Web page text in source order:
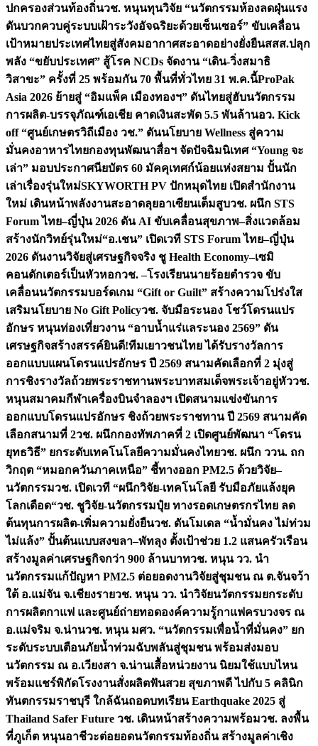
ปกครองส่วนท้องถิ่นวช. หนุนทุนวิจัย “นวัตกรรมห้องลดฝุ่นแรง
ดันบวกควบคู่ระบบเฝ้าระวังอัจฉริยะด้วยเซ็นเซอร์” ขับเคลื่อน
เป้าหมายประเทศไทยสู่สังคมอากาศสะอาดอย่างยั่งยืนสสส.ปลุก
พลัง “ขยับประเทศ” สู้โรค NCDs จัดงาน “เดิน-วิ่งสมาธิ
วิสาขะ” ครั้งที่ 25 พร้อมกัน 70 พื้นที่ทั่วไทย 31 พ.ค.นี้ProPak
Asia 2026 ย้ายสู่ “อิมแพ็ค เมืองทองฯ” ดันไทยสู่ฮับนวัตกรรม
การผลิต-บรรจุภัณฑ์เอเชีย คาดเงินสะพัด 5.5 พันล้านอว. Kick
off “ศูนย์เกษตรวิถีเมือง วช.” ดันนโยบาย Wellness สู่ความ
มั่นคงอาหารไทยกองทุนพัฒนาสื่อฯ จัดปัจฉิมนิเทศ “Young จะ
เล่า” มอบประกาศนียบัตร 60 มัคคุเทศก์น้อยแห่งสยาม ปั้นนัก
เล่าเรื่องรุ่นใหม่SKYWORTH PV ปักหมุดไทย เปิดสำนักงาน
ใหม่ เดินหน้าพลังงานสะอาดลุยอาเซียนเต็มสูบวช. ผนึก STS
Forum ไทย–ญี่ปุ่น 2026 ดัน AI ขับเคลื่อนสุขภาพ–สิ่งแวดล้อม
สร้างนักวิทย์รุ่นใหม่“อ.เชน” เปิดเวที STS Forum ไทย–ญี่ปุ่น
2026 ดันงานวิจัยสู่เศรษฐกิจจริง ชู Health Economy–เซมิ
คอนดักเตอร์เป็นหัวหอกวช. –โรงเรียนนายร้อยตำรวจ ขับ
เคลื่อนนวัตกรรมบอร์ดเกม “Gift or Guilt” สร้างความโปร่งใส
เสริมนโยบาย No Gift Policyวช. จับมือระนอง โชว์โดรนแปร
อักษร หนุนท่องเที่ยวงาน “อาบน้ำแร่แลระนอง 2569” ดัน
เศรษฐกิจสร้างสรรค์ยินดี!ทีมเยาวชนไทย ได้รับรางวัลการ
ออกแบบแผนโดรนแปรอักษร ปี 2569 สนามคัดเลือกที่ 2 มุ่งสู่
การชิงรางวัลถ้วยพระราชทานพระบาทสมเด็จพระเจ้าอยู่หัววช.
หนุนสมาคมกีฬาเครื่องบินจำลองฯ เปิดสนามแข่งขันการ
ออกแบบโดรนแปรอักษร ชิงถ้วยพระราชทาน ปี 2569 สนามคัด
เลือกสนามที่ 2วช. ผนึกกองทัพภาคที่ 2 เปิดศูนย์พัฒนา “โดรน
ยุทธวิธี” ยกระดับเทคโนโลยีความมั่นคงไทยวช. ผนึก ววน. ถก
วิกฤต “หมอกควันภาคเหนือ” ชี้ทางออก PM2.5 ด้วยวิจัย–
นวัตกรรมวช. เปิดเวที “ผนึกวิจัย-เทคโนโลยี รับมือภัยแล้งยุค
โลกเดือด“วช. ชูวิจัย-นวัตกรรมปุ๋ย ทางรอดเกษตรกรไทย ลด
ต้นทุนการผลิต-เพิ่มความยั่งยืนวช. ดันโมเดล “น้ำมั่นคง ไม่ท่วม
ไม่แล้ง” ปั้นต้นแบบสงขลา–พัทลุง ตั้งเป้าช่วย 1.2 แสนครัวเรือน
สร้างมูลค่าเศรษฐกิจกว่า 900 ล้านบาทวช. หนุน วว. นำ
นวัตกรรมแก้ปัญหา PM2.5 ต่อยอดงานวิจัยสู่ชุมชน ณ ต.จันจว้า
ใต้ อ.แม่จัน จ.เชียงรายวช. หนุน วว. นำวิจัยนวัตกรรมยกระดับ
การผลิตกาแฟ และศูนย์ถ่ายทอดองค์ความรู้กาแฟครบวงจร ณ
อ.แม่จริม จ.น่านวช. หนุน มศว. “นวัตกรรมเพื่อน้ำที่มั่นคง” ยก
ระดับระบบเตือนภัยน้ำท่วมฉับพลันสู่ชุมชน พร้อมส่งมอบ
นวัตกรรม ณ อ.เวียงสา จ.น่านเสื้อหน่วยงาน นิยมใช้แบบไหน
พร้อมแชร์พิกัดโรงงานสั่งผลิตฟันสวย สุขภาพดี ไปกับ 5 คลินิก
ทันตกรรมราชบุรี ใกล้ฉันถอดบทเรียน Earthquake 2025 สู่
Thailand Safer Future วช. เดินหน้าสร้างความพร้อมวช. ลงพื้น
ที่ภูเก็ต หนุนอาชีวะต่อยอดนวัตกรรมท้องถิ่น สร้างมูลค่าเชิง